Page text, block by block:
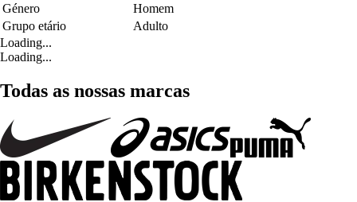
Género
Homem
Grupo etário
Adulto
Loading...
Loading...
Todas as nossas marcas